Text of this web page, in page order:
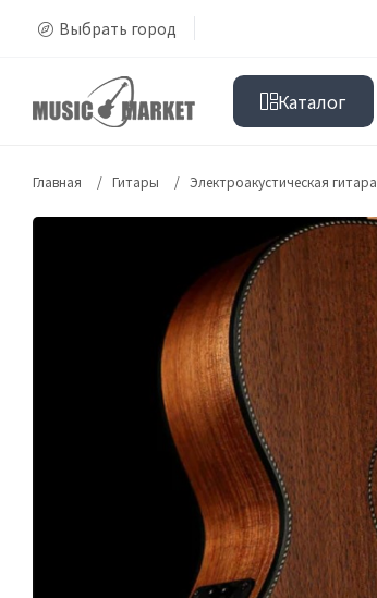
Выбрать город
Каталог
Главная Гитары Электроакустическая гитара